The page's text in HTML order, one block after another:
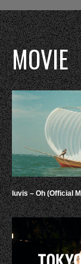
MOVIE
luvis – Oh (Official